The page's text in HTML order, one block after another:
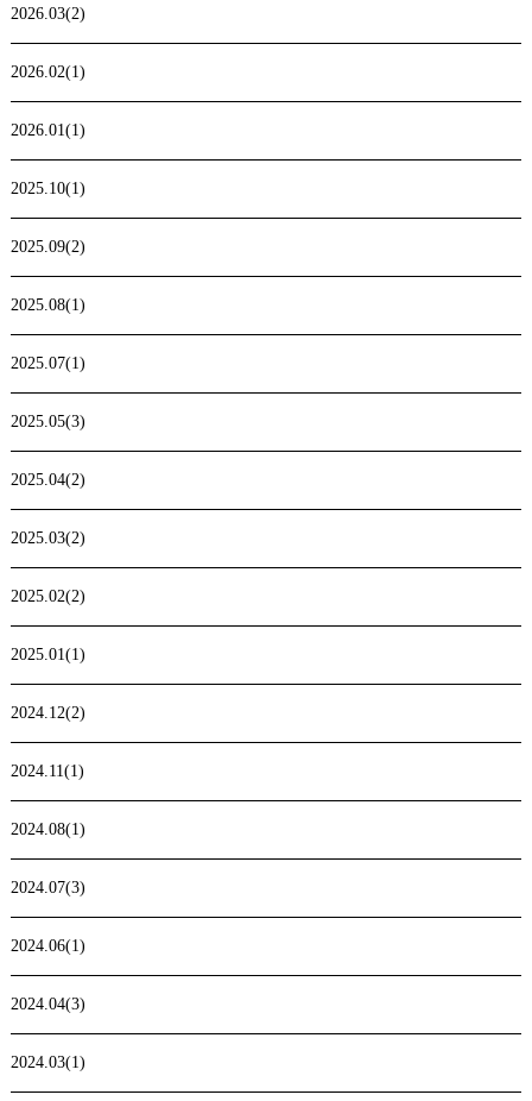
2026.03(2)
2026.02(1)
2026.01(1)
2025.10(1)
2025.09(2)
2025.08(1)
2025.07(1)
2025.05(3)
2025.04(2)
2025.03(2)
2025.02(2)
2025.01(1)
2024.12(2)
2024.11(1)
2024.08(1)
2024.07(3)
2024.06(1)
2024.04(3)
2024.03(1)